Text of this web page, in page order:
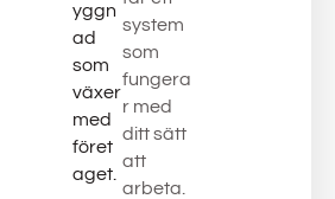
yggn
ad
som
växer
med
föret
aget.
system
som
fungera
r med
ditt sätt
att
arbeta.